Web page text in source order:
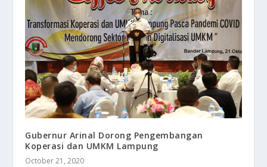
Gubernur Arinal Dorong Pengembangan
Koperasi dan UMKM Lampung
October 21, 2020